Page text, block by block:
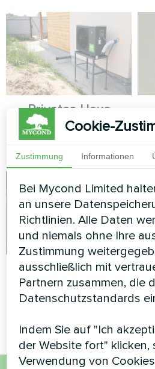
Privates Haus
Split-Wärmepumpe Serie Artic
Wohnung
Heizung Fußbodenthermostat
Cookie-
Zustimmung Informationen
Bei Mycond Limited
an unsere
Richtlinien. Alle Daten
und niemals ohne Ihre
Zustimmung
ausschließlich mit
Partnern zusammen, die
Datenschutzstandards
Indem Sie auf "Ich
der Website fort" klicken,
Verwendung von